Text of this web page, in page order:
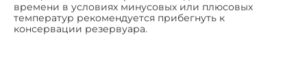
времени в условиях минусовых или плюсовых
температур рекомендуется прибегнуть к
консервации резервуара.